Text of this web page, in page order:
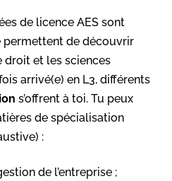
de licence AES sont
de découvrir
droit et les sciences
arrivé(e) en L3, différents
s’offrent à toi. Tu peux
de spécialisation
:
de l’entreprise ;